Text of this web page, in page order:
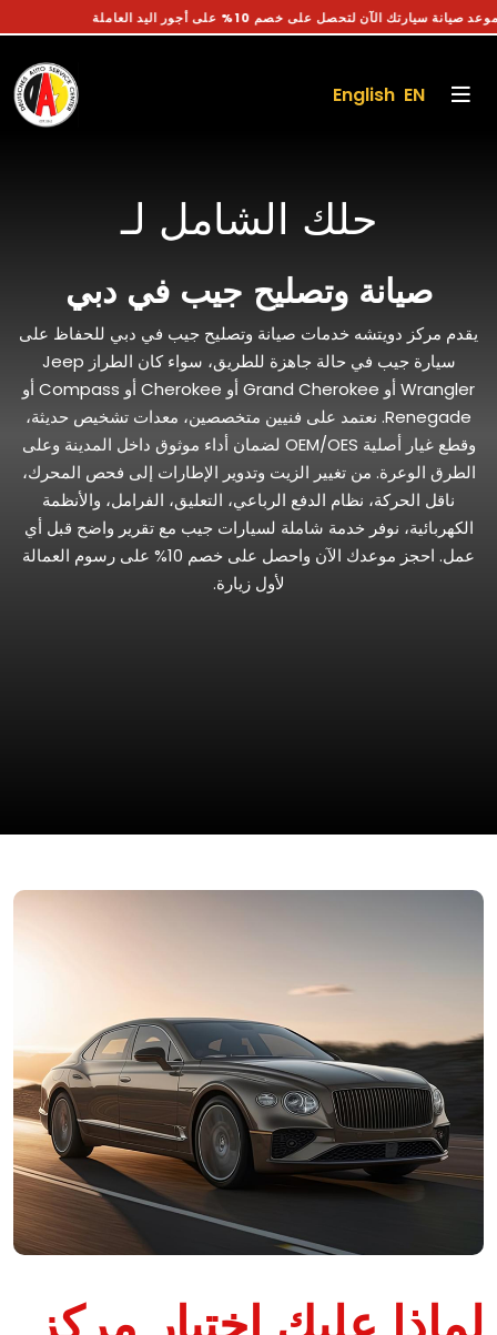
احجز موعد صيانة سيارتك الآن لتحصل على خصم 10% على أجور اليد العاملة
English EN
حلك الشامل لـ
صيانة وتصليح جيب في دبي
يقدم مركز دويتشه خدمات صيانة وتصليح جيب في دبي للحفاظ على
سيارة جيب في حالة جاهزة للطريق، سواء كان الطراز Jeep
Wrangler أو Grand Cherokee أو Cherokee أو Compass أو
Renegade. نعتمد على فنيين متخصصين، معدات تشخيص حديثة،
وقطع غيار أصلية OEM/OES لضمان أداء موثوق داخل المدينة وعلى
الطرق الوعرة. من تغيير الزيت وتدوير الإطارات إلى فحص المحرك،
ناقل الحركة، نظام الدفع الرباعي، التعليق، الفرامل، والأنظمة
الكهربائية، نوفر خدمة شاملة لسيارات جيب مع تقرير واضح قبل أي
عمل. احجز موعدك الآن واحصل على خصم 10% على رسوم العمالة
لأول زيارة.
لماذا عليك اختيار مركز